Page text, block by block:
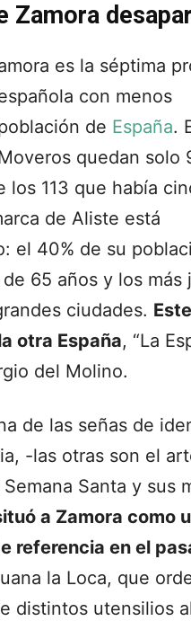
Zamora
es la séptima
con menos
de España.
quedan solo
los 113 que había
de Aliste está
el 40% de su
65 años y los más
ciudades. Este
otra España, “La
del Molino.
de las señas de
-las otras son el
Santa y sus
a Zamora como
referencia en el
la Loca, que
distintos utensilios